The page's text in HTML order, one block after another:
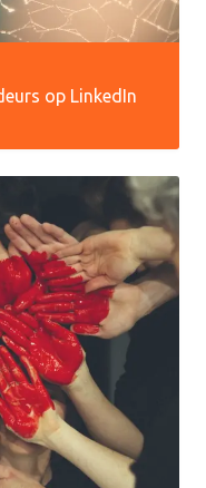
op LinkedIn